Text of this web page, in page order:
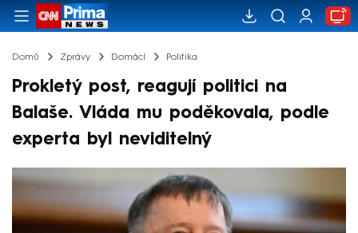
Domů Zprávy Domácí Politika
Prokletý post, reagují politici na
Balaše. Vláda mu poděkovala, podle
experta byl neviditelný